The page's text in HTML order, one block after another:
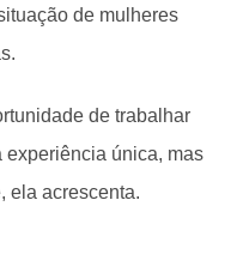
de mulheres
de trabalhar
experiência única, mas
ela acrescenta.